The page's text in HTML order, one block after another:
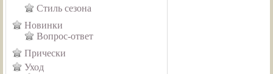
Стиль сезона
Новинки
Вопрос-ответ
Прически
Уход